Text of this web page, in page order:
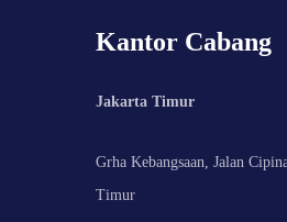
Kantor Cabang
Jakarta Timur
Grha Kebangsaan, Jalan
Timur